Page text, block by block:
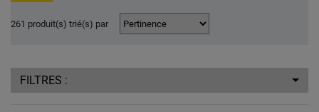
261 produit(s) trié(s) par
FILTRES :